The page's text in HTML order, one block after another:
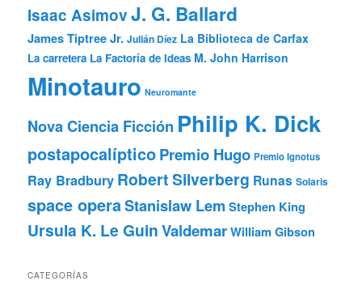
Isaac AsimovJ. G. Ballard
James Tiptree Jr. Julián Díez La Biblioteca de Carfax
La carretera La Factoría de Ideas M. John Harrison
Minotauro Neuromante
Nova Ciencia Ficción Philip K. Dick
postapocalípticoPremio Hugo Premio Ignotus
Ray Bradbury Robert Silverberg Runas Solaris
space operaStanislaw Lem Stephen King
Ursula K. Le GuinValdemarWilliam Gibson
CATEGORÍAS